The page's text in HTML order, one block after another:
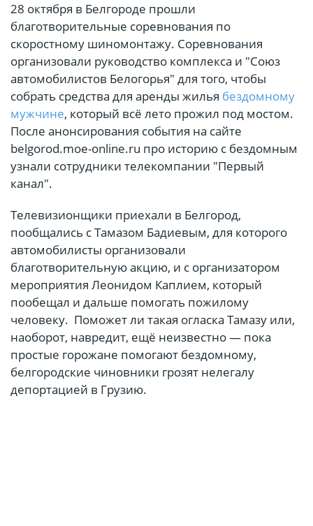
28 октября в Белгороде прошли
благотворительные соревнования по
скоростному шиномонтажу. Соревнования
организовали руководство комплекса и "Союз
автомобилистов Белогорья" для того, чтобы
собрать средства для аренды жилья бездомному
мужчине, который всё лето прожил под мостом.
После анонсирования события на сайте
belgorod.moe-online.ru про историю с бездомным
узнали сотрудники телекомпании "Первый
канал".
Телевизионщики приехали в Белгород,
пообщались с Тамазом Бадиевым, для которого
автомобилисты организовали
благотворительную акцию, и с организатором
мероприятия Леонидом Каплием, который
пообещал и дальше помогать пожилому
человеку. Поможет ли такая огласка Тамазу или,
наоборот, навредит, ещё неизвестно — пока
простые горожане помогают бездомному,
белгородские чиновники грозят нелегалу
депортацией в Грузию.